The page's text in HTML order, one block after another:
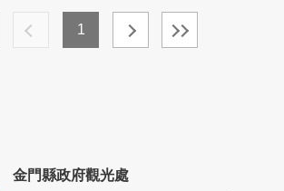
1
金門縣政府觀光處